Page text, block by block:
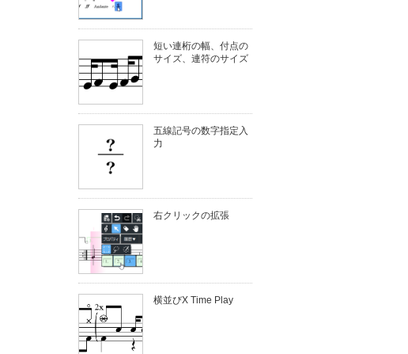
短い連桁の幅、付点の
サイズ、連符のサイズ
五線記号の数字指定入
力
右クリックの拡張
横並びX Time Play